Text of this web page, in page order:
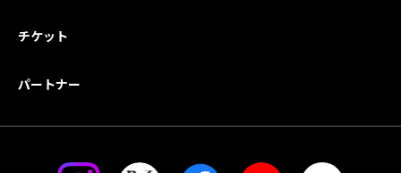
チケット
パートナー